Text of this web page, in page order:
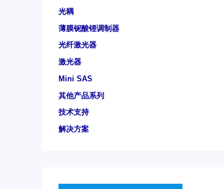
光耦
薄膜铌酸锂调制器
光纤激光器
激光器
Mini SAS
其他产品系列
技术支持
解决方案